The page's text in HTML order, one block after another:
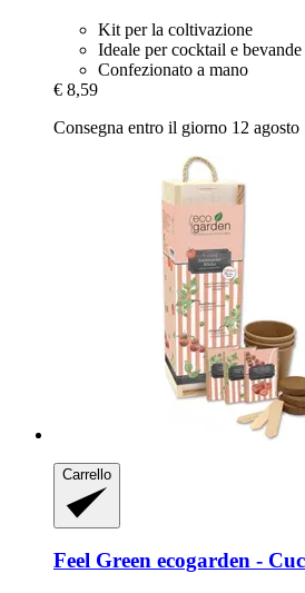
Kit per la coltivazione
Ideale per cocktail e bevande
Confezionato a mano
€ 8,59
Consegna entro il giorno 12 agosto
Carrello
Feel Green ecogarden -​